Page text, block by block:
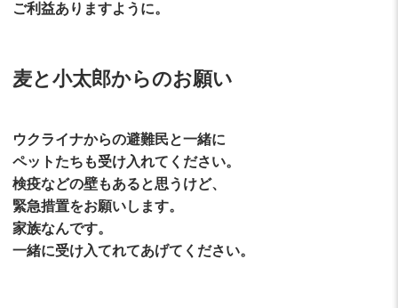
ご利益ありますように。
麦と小太郎からのお願い
ウクライナからの避難民と一緒に
ペットたちも受け入れてください。
検疫などの壁もあると思うけど、
緊急措置をお願いします。
家族なんです。
一緒に受け入てれてあげてください。